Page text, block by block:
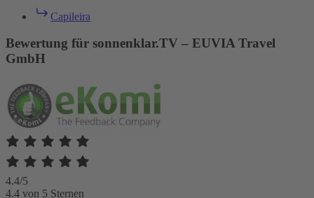
Capileira
Bewertung für sonnenklar.TV – EUVIA Travel
GmbH
4.4/5
4.4 von 5 Sternen